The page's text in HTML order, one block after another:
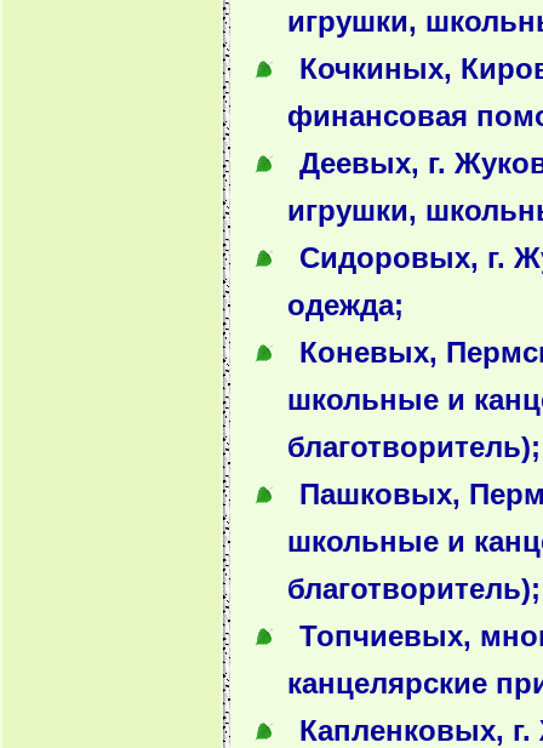
игрушки,
Кочкиных,
финансовая
Деевых, г.
игрушки,
Сидоровых, г.
одежда;
Коневых,
школьные и
благотворитель);
Пашковых,
школьные и
благотворитель);
Топчиевых,
канцелярские
Капленковых,